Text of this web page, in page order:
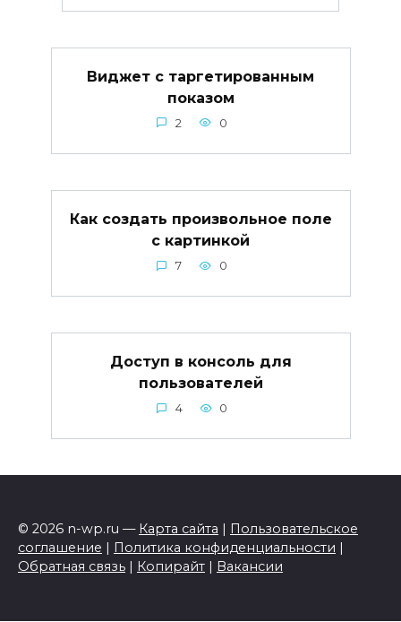
Виджет с таргетированным
показом
2 0
Как создать произвольное поле
с картинкой
7 0
Доступ в консоль для
пользователей
4 0
© 2026 n-wp.ru — Карта сайта | Пользовательское
соглашение | Политика конфиденциальности |
Обратная связь | Копирайт | Вакансии